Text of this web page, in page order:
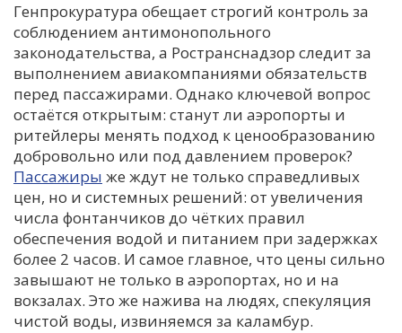
Генпрокуратура обещает строгий контроль за
соблюдением антимонопольного
законодательства, а Ространснадзор следит за
выполнением авиакомпаниями обязательств
перед пассажирами. Однако ключевой вопрос
остаётся открытым: станут ли аэропорты и
ритейлеры менять подход к ценообразованию
добровольно или под давлением проверок?
Пассажиры же ждут не только справедливых
цен, но и системных решений: от увеличения
числа фонтанчиков до чётких правил
обеспечения водой и питанием при задержках
более 2 часов. И самое главное, что цены сильно
завышают не только в аэропортах, но и на
вокзалах. Это же нажива на людях, спекуляция
чистой воды, извиняемся за каламбур.